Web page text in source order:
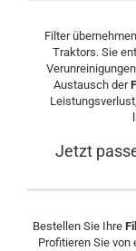
Filter
Traktors. Sie
Austausch der
Jetzt
Bestellen Sie Ihre
Profitieren Sie von